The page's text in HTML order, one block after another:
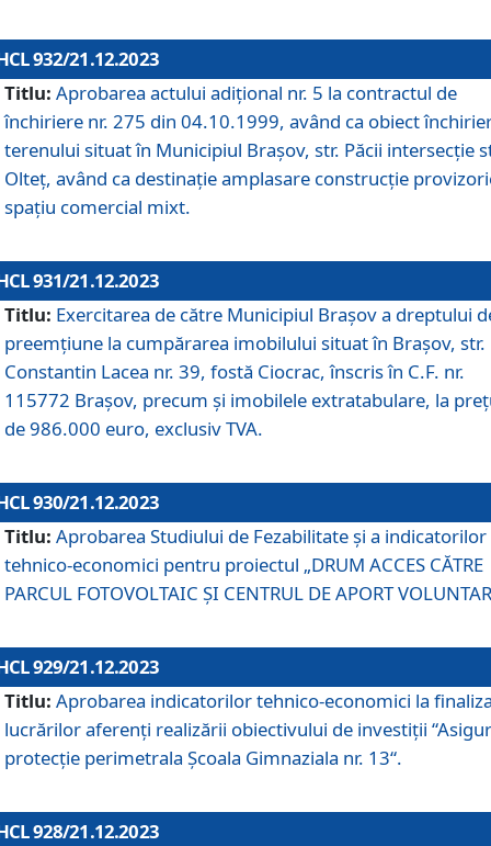
932/21.12.2023
Titlu: Aprobarea actului adițional nr. 5 la contractul de
închiriere nr. 275 din 04.10.1999, având ca obiect
terenului situat în Municipiul Brașov, str. Păcii intersecție
Olteț, având ca destinație amplasare construcție
spațiu comercial mixt.
931/21.12.2023
Titlu: Exercitarea de către Municipiul Brașov a dreptului
preemțiune la cumpărarea imobilului situat în Brașov, str.
Constantin Lacea nr. 39, fostă Ciocrac, înscris în C.F. nr.
115772 Brașov, precum și imobilele extratabulare, la
de 986.000 euro, exclusiv TVA.
930/21.12.2023
Titlu: Aprobarea Studiului de Fezabilitate și a indicatorilor
tehnico-economici pentru proiectul „DRUM ACCES CĂTRE
PARCUL FOTOVOLTAIC ȘI CENTRUL DE APORT
929/21.12.2023
Titlu: Aprobarea indicatorilor tehnico-economici la
lucrărilor aferenți realizării obiectivului de investiții
protecție perimetrala Școala Gimnaziala nr. 13“.
928/21.12.2023